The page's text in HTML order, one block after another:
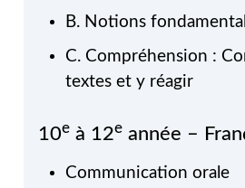
B. Notions
C. Compréhension :
textes et y réagir
10e à 12e année –
Communication orale